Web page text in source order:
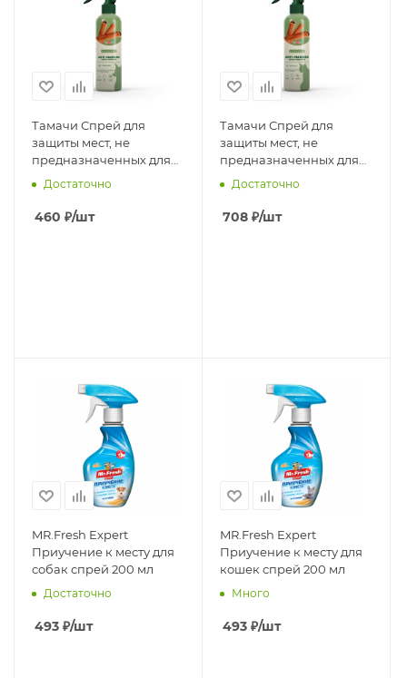
Тамачи Спрей для
защиты мест, не
предназначенных для
туалета д/с, 200мл
Достаточно
460 ₽/шт
Тамачи Спрей для
защиты мест, не
предназначенных для
туалета д/к, 200мл
Достаточно
708 ₽/шт
MR.Fresh Expert
Приучение к месту для
собак спрей 200 мл
Достаточно
493 ₽/шт
MR.Fresh Expert
Приучение к месту для
кошек спрей 200 мл
Много
493 ₽/шт